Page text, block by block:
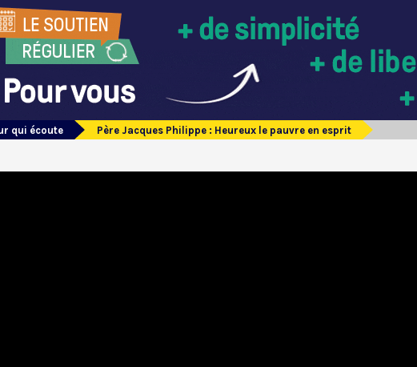
qui écoute Père Jacques Philippe : Heureux le pauvre en esprit